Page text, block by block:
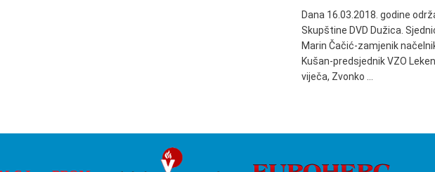
Dana 16.03.2018. godine
Skupštine DVD Dužica.
Marin Čačić-zamjenik
Kušan-predsjednik VZO
viječa, Zvonko …